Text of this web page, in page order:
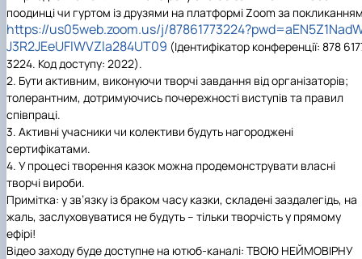
поодинці чи гуртом із друзями на платформі Zoom за
https://us05web.zoom.us/j/
J3R2JEeUFlWVZla284UT09 (Ідентифікатор конференції: 878
3224. Код доступу: 2022).
2. Бути активним, виконуючи творчі завдання від організаторів;
толерантним, дотримуючись почережності виступів та правил
співпраці.
3. Активні учасники чи колективи будуть нагороджені
сертифікатами.
4. У процесі творення казок можна продемонструвати власні
творчі вироби.
Примітка: у зв’язку із браком часу казки, складені заздалегідь, на
жаль, заслуховуватися не будуть – тільки творчість у прямому
ефірі!
Відео заходу буде доступне на ютюб-каналі: ТВОЮ НЕЙМОВІРНУ